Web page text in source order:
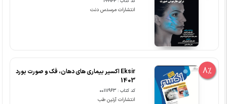
انتشارات مرسدس دنت
8%
Eksir اکسیر بیماری های دهان، فک و صورت بورد
1403
کد کتاب : 00111963
انتشارات آرتین طب